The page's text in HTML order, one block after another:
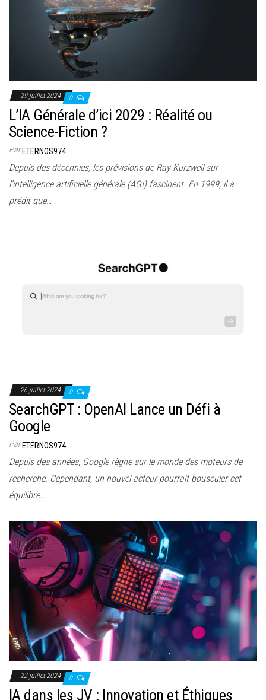
29 juillet 2024 0
L’IA Générale d’ici 2029 : Réalité ou
Science-Fiction ?
ParETERNOS974
Depuis des décennies, les prévisions de Ray Kurzweil sur
l’intelligence artificielle générale (AGI) fascinent. En 1999, il a
prédit que…
26 juillet 2024 0
SearchGPT : OpenAI Lance un Défi à
Google
ParETERNOS974
Depuis des années, Google règne sur le monde des moteurs de
recherche. Cependant, un nouvel acteur pourrait bousculer cet
équilibre…
22 juillet 2024 0
IA dans les JV : Innovation et Éthiques